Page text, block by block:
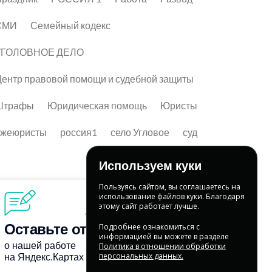
Семейный кодекс
ДЕЛО
правовой помощи и судебной защиты
Юридическая помощь Юристы
россия1 село Угловое суд
Используем куки
Пользуясь сайтом, вы соглашаетесь на
использование файлов куки. Благодаря
этому сайт работает лучше.
Подробнее ознакомиться с
информацией вы можете в разделе
Политика в отношении обработки
персональных данных.